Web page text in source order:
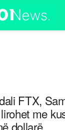
FTX,
me
dollarë